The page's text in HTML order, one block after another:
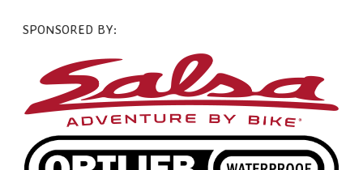
SPONSORED BY: